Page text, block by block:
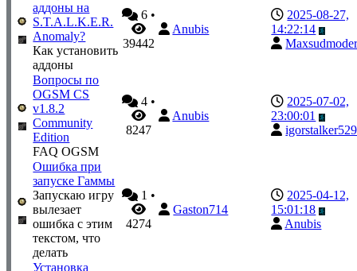
аддоны на
S.T.A.L.K.E.R.
Anomaly?
Как установить
аддоны
6 •
39442
Anubis
2025-08-27,
14:22:14
Вопросы по
OGSM CS
v1.8.2
Community
Edition
FAQ OGSM
4 •
8247
Anubis
2025-07-02,
23:00:01
igorstalker529
Ошибка при
запуске Гаммы
Запускаю игру
вылезает
ошибка с этим
текстом, что
делать
1 •
4274
Gaston714
2025-04-12,
15:01:18
Anubis
Установка